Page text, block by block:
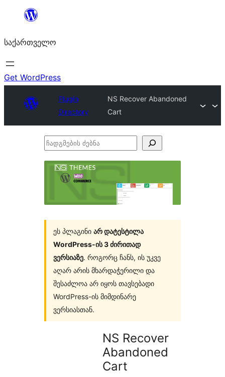
შიგთავსზე
საქართველო
Get WordPress
Plugin
Directory
NS Recover Abandoned
Cart
ჩადგმების
ეს პლაგინი არ დატესტილა
WordPress-ის 3 ძირითად
ვერსიაზე. როგორც ჩანს, ის უკვე
აღარ არის მხარდაჭერილი და
შესაძლოა არ იყოს თავსებადი
WordPress-ის მიმდინარე
ვერსიასთან.
NS Recover
Abandoned
Cart